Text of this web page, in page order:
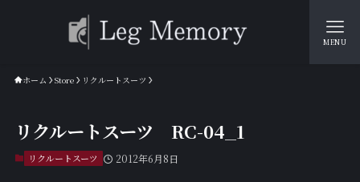
MENU
ホーム Store リクルートスーツ
リクルートスーツ RC-04_1
リクルートスーツ 2012年6月8日